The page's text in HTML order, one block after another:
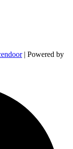
| Powered by